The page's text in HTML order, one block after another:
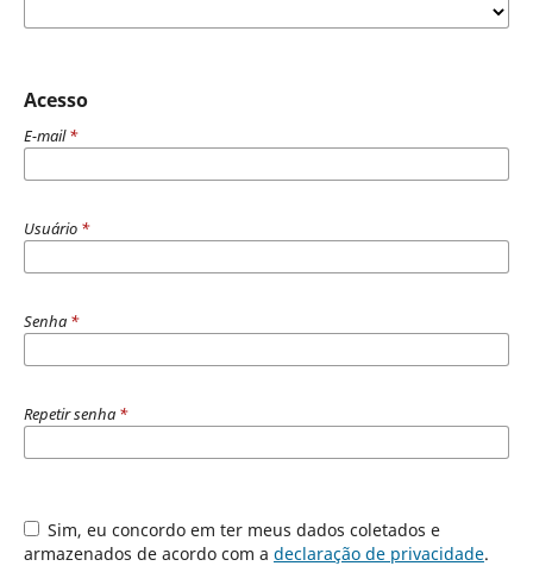
Acesso
E-mail*
Usuário *
Senha *
Repetir senha *
Sim, eu concordo em ter meus dados coletados e
armazenados de acordo com a declaração de privacidade.